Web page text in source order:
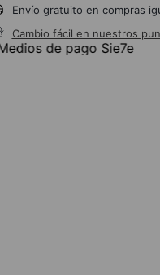
Envío gratuito en compras
Cambio fácil en nuestros